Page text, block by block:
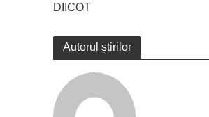
DIICOT
Autorul știrilor